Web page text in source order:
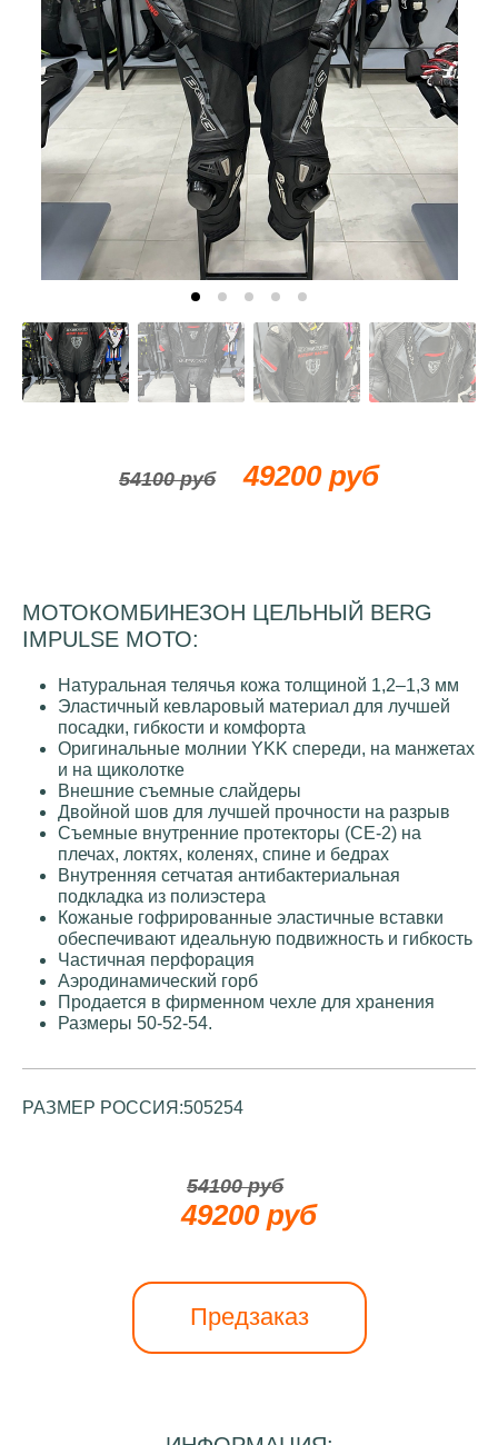
54100 руб 49200 руб
МОТОКОМБИНЕЗОН ЦЕЛЬНЫЙ BERG
IMPULSE МОТО:
Натуральная телячья кожа толщиной 1,2–1,3 мм
Эластичный кевларовый материал для лучшей
посадки, гибкости и комфорта
Оригинальные молнии YKK спереди, на манжетах
и ​​на щиколотке
Внешние съемные слайдеры
Двойной шов для лучшей прочности на разрыв
Съемные внутренние протекторы (CE-2) на
плечах, локтях, коленях, спине и бедрах
Внутренняя сетчатая антибактериальная
подкладка из полиэстера
Кожаные гофрированные эластичные вставки
обеспечивают идеальную подвижность и гибкость
Частичная перфорация
Аэродинамический горб
Продается в фирменном чехле для хранения
Размеры 50-52-54.
РАЗМЕР РОССИЯ:505254
54100 руб
49200 руб
Предзаказ